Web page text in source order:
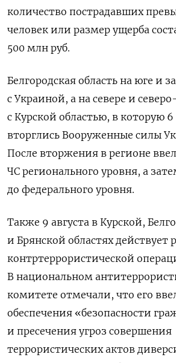
количество пострадавших
человек или размер ущерба
500 млн руб.
Белгородская область на юге и
с Украиной, а на севере и
с Курской областью, в которую 6
вторглись Вооруженные силы
После вторжения в регионе
ЧС регионального уровня, а
до федерального уровня.
Также 9 августа в Курской,
и Брянской областях действует
контртеррористической
В национальном
комитете отмечали, что его
обеспечения «безопасности
и пресечения угроз совершения
террористических актов